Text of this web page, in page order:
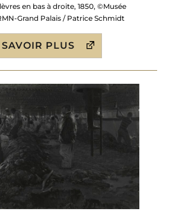
en bas à droite, 1850, ©Musée
Grand Palais / Patrice Schmidt
PLUS